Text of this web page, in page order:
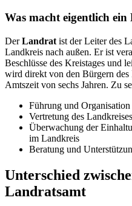
Was macht eigentlich
DerLandrat ist der Leiter des
Landkreis nach außen. Er ist
Beschlüsse des Kreistages und
wird direkt von den Bürgern des
Amtszeit von sechs Jahren. Zu
Führung und
Vertretung des
Überwachung der
im Landkreis
Beratung und
Unterschied
Landratsamt